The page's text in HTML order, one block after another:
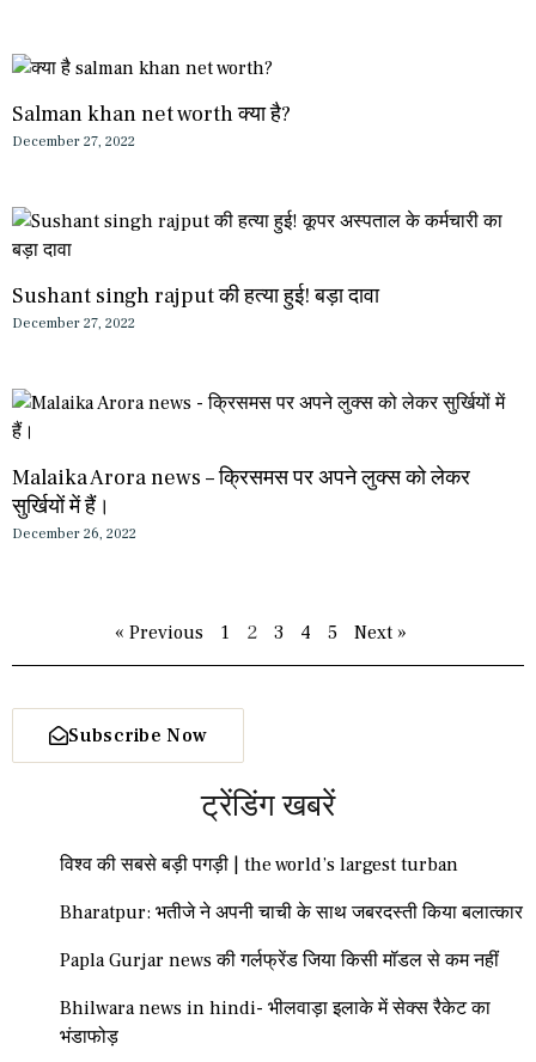
Salman khan net worth क्या है?
December 27, 2022
Sushant singh rajput की हत्या हुई! बड़ा दावा
December 27, 2022
Malaika Arora news – क्रिसमस पर अपने लुक्स को लेकर
सुर्खियों में हैं।
December 26, 2022
« Previous 1 2 3 4 5 Next »
Subscribe Now
ट्रेंडिंग खबरें
विश्व की सबसे बड़ी पगड़ी | the world’s largest turban
Bharatpur: भतीजे ने अपनी चाची के साथ जबरदस्ती किया बलात्कार
Papla Gurjar news की गर्लफ्रेंड जिया किसी मॉडल से कम नहीं
Bhilwara news in hindi- भीलवाड़ा इलाके में सेक्स रैकेट का
भंडाफोड़